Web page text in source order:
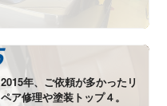
2015年、ご依頼が多かったリ
ペア修理や塗装トップ４。